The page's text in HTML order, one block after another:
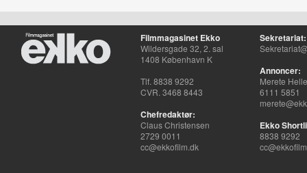
Filmmagasinet Ekko
Wildersgade 32, 2. sal
1408 København K
Tlf. 8838 9292
CVR. 3468 8443
Chefredaktør:
Claus Christensen
2729 0011
cc@ekkofilm.dk
Sekretariat:
Annoncer:
Merete
6111 5851
Ekko
8838 9292